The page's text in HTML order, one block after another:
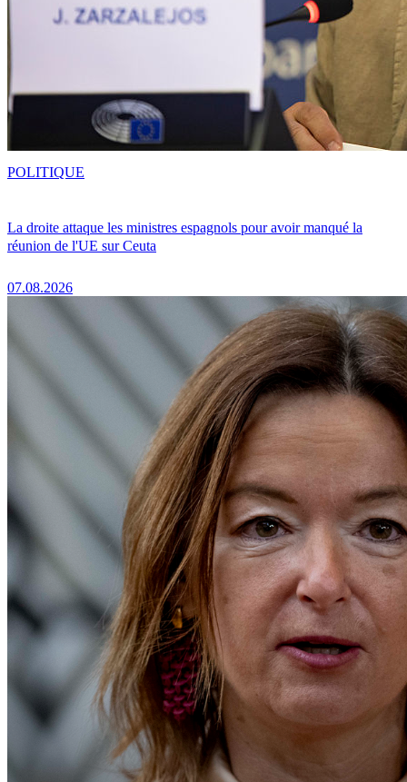
La droite attaque les ministres espagnols pour avoir manqué la
réunion de l'UE sur Ceuta
07.08.2026
POLITIQUE